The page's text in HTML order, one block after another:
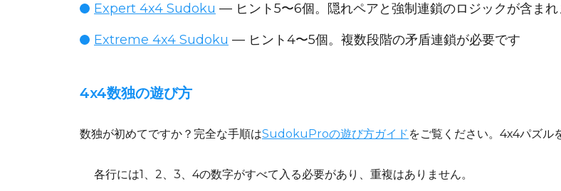
Expert 4x4 Sudoku — ヒント5〜6個。隠れペアと強制連鎖のロジックが含まれ
Extreme 4x4 Sudoku — ヒント4〜5個。複数段階の矛盾連鎖が必要です
4x4数独の遊び方
数独が初めてですか？完全な手順はSudokuProの遊び方ガイド をご覧ください。4x4パズル
各行には1、2、3、4の数字がすべて入る必要があり、重複はありません。